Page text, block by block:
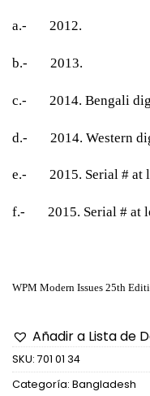
a.- 2012.
b.- 2013.
c.- 2014. Bengali
d.- 2014. Western
e.- 2015. Serial # at
f.- 2015. Serial # at
WPM Modern Issues 25th
Añadir a Lista de
SKU: 701 01 34
Categoría: Bangladesh